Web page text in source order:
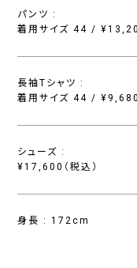
パンツ :
着用サイズ 44 /
長袖Tシャツ :
着用サイズ 44 / ¥9,680
シューズ :
¥17,600（税込）
身長 : 172cm